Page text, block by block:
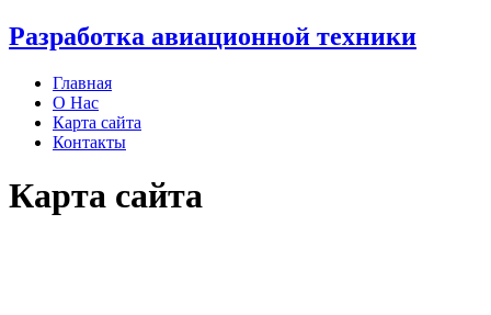
Разработка авиационной техники
Главная
О Нас
Карта сайта
Контакты
Карта сайта